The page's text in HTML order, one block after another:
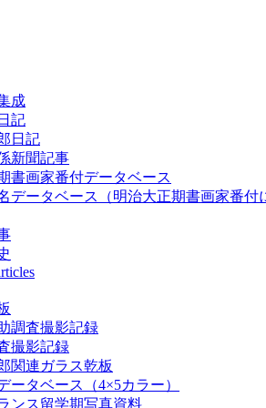
成
記
日記
新聞記事
書画家番付データベース
データベース（明治大正期書画家番付
調査撮影記録
撮影記録
関連ガラス乾板
ータベース（4×5カラー）
ンス留学期写真資料